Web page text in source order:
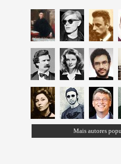
Mais autores